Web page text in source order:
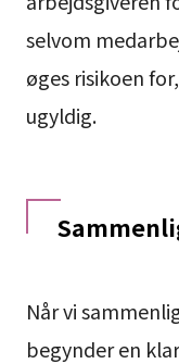
selvom
øges risikoen
ugyldig.
Når vi
begynder en